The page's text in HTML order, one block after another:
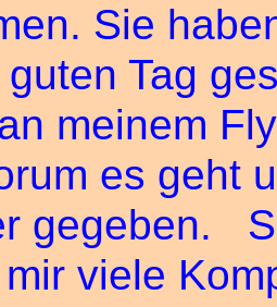
Sie
Tag
meinem
es geht
gegeben.
viele